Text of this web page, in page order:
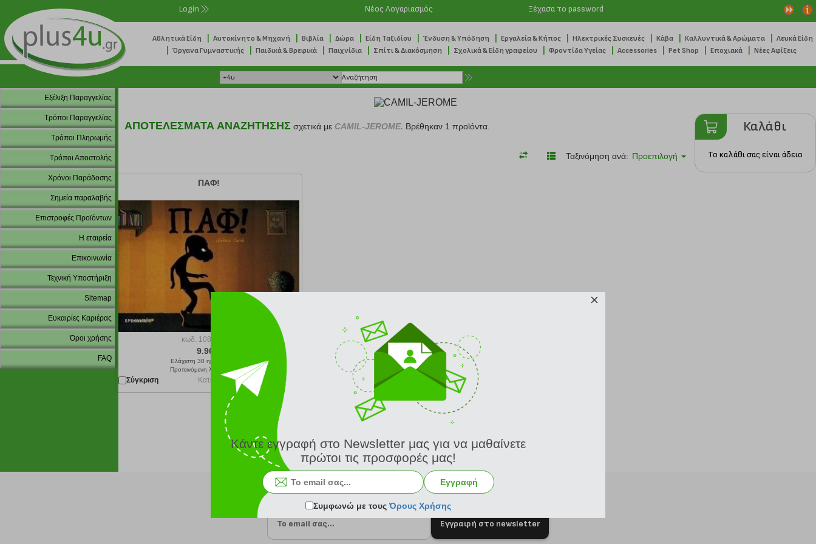
Login Νέος Λογαριασμός Ξέχασα το password
Αθλητικά Είδη Αυτοκίνητο & Μηχανή Βιβλία Δώρα Είδη Ταξιδίου Ένδυση & Υπόδηση Εργαλεία & Κήπος Ηλεκτρικές Συσκευές Κάβα Καλλυντικά & Αρώματα Λευκά Είδη
Όργανα Γυμναστικής Παιδικά & Βρεφικά Παιχνίδια Σπίτι & Διακόσμηση Σχολικά & Είδη γραφείου Φροντίδα Υγείας Accessories Pet Shop Εποχιακά Νέες Αφίξεις
Εξέλιξη Παραγγελίας
Τρόποι Παραγγελίας
Τρόποι Πληρωμής
Τρόποι Αποστολής
Χρόνοι Παράδοσης
Σημεία παραλαβής
Επιστροφές Προϊόντων
Η εταιρεία
Επικοινωνία
Τεχνική Υποστήριξη
Sitemap
Ευκαιρίες Καριέρας
Όροι χρήσης
FAQ
ΑΠΟΤΕΛΕΣΜΑΤΑ ΑΝΑΖΗΤΗΣΗΣ σχετικά με CAMIL-JEROME. Βρέθηκαν 1 προϊόντα.
Ταξινόμηση ανά: Προεπιλογή
ΠΑΦ!
κωδ. 108180455
9.96 €
Ελάχιστη 30 ημερών 9.96 €
Προτεινόμενη λιανική 9.96 €
Σύγκριση Κατόπιν παραγγελίας από 24/8
Καλάθι
Το καλάθι σας είναι άδειο
Εγγραφή στο newsletter
Κάντε εγγραφή στο Newsletter μας για να μαθαίνετε
πρώτοι τις προσφορές μας!
Εγγραφή
Συμφωνώ με τουςΌρους Χρήσης